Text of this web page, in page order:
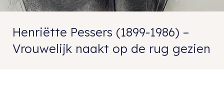
Henriëtte Pessers (1899-1986) –
Vrouwelijk naakt op de rug gezien